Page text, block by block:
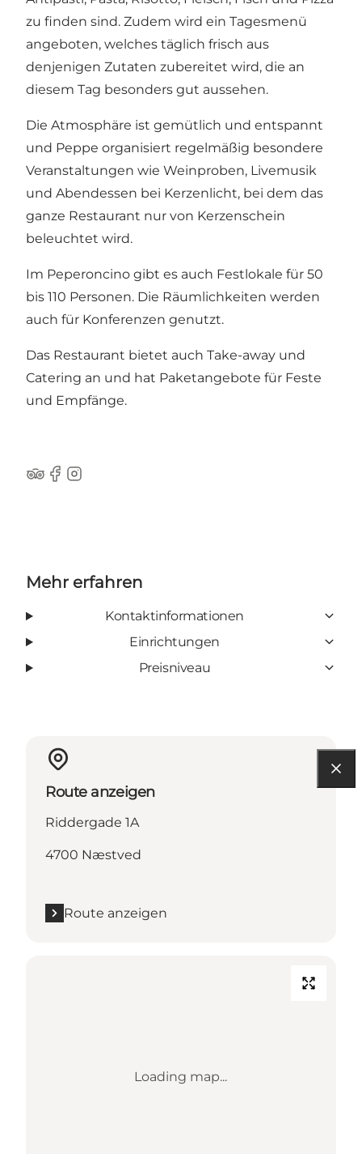
zu finden sind. Zudem wird ein Tagesmenü
angeboten, welches täglich frisch aus
denjenigen Zutaten zubereitet wird, die an
diesem Tag besonders gut aussehen.
Die Atmosphäre ist gemütlich und entspannt
und Peppe organisiert regelmäßig besondere
Veranstaltungen wie Weinproben, Livemusik
und Abendessen bei Kerzenlicht, bei dem das
ganze Restaurant nur von Kerzenschein
beleuchtet wird.
Im Peperoncino gibt es auch Festlokale für 50
bis 110 Personen. Die Räumlichkeiten werden
auch für Konferenzen genutzt.
Das Restaurant bietet auch Take-away und
Catering an und hat Paketangebote für Feste
und Empfänge.
Tripadvisor
Facebook
Instagram
Mehr erfahren
Kontaktinformationen
Einrichtungen
Preisniveau
Route anzeigen
Riddergade 1A
4700 Næstved
Route anzeigen
Loading map...